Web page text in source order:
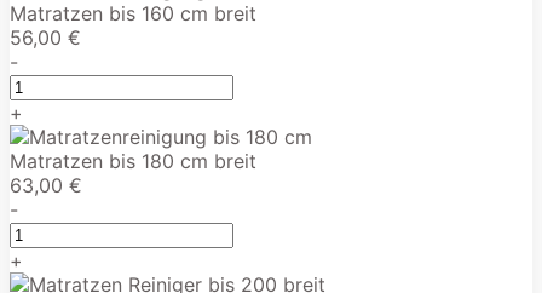
Matratzen bis 160 cm breit
56,00 €
-
+
Matratzen bis 180 cm breit
63,00 €
-
+